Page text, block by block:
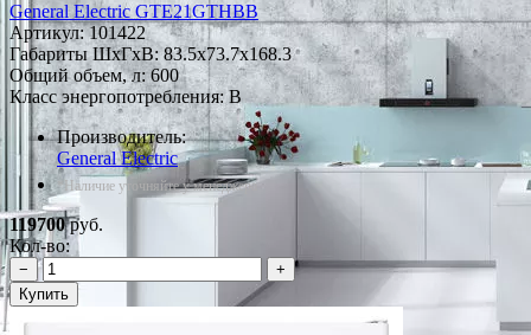
General Electric GTE21GTHBB
Артикул:101422
Габариты ШxГxВ: 83.5x73.7x168.3
Общий объем, л: 600
Класс энергопотребления: B
Производитель:
General Electric
*Наличие уточняйте у менеджера
119700руб.
Кол-во:
−
+
Купить